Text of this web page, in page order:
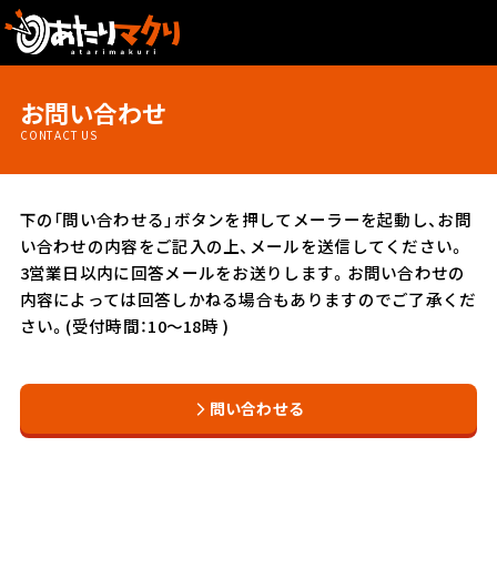
お問い合わせ
CONTACT US
下の「問い合わせる」ボタンを押してメーラーを起動し、お問
い合わせの内容をご記入の上、メールを送信してください。
3営業日以内に回答メールをお送りします。お問い合わせの
内容によっては回答しかねる場合もありますのでご了承くだ
さい。(受付時間：10〜18時 )
問い合わせる